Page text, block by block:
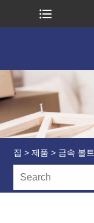
집 > 제품 > 금속 볼트